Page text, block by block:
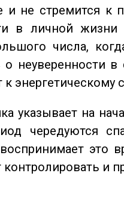
и не стремится к
в личной жизни
числа,
о неуверенности
к энергетическому
указывает на
чередуются
это
контролировать и